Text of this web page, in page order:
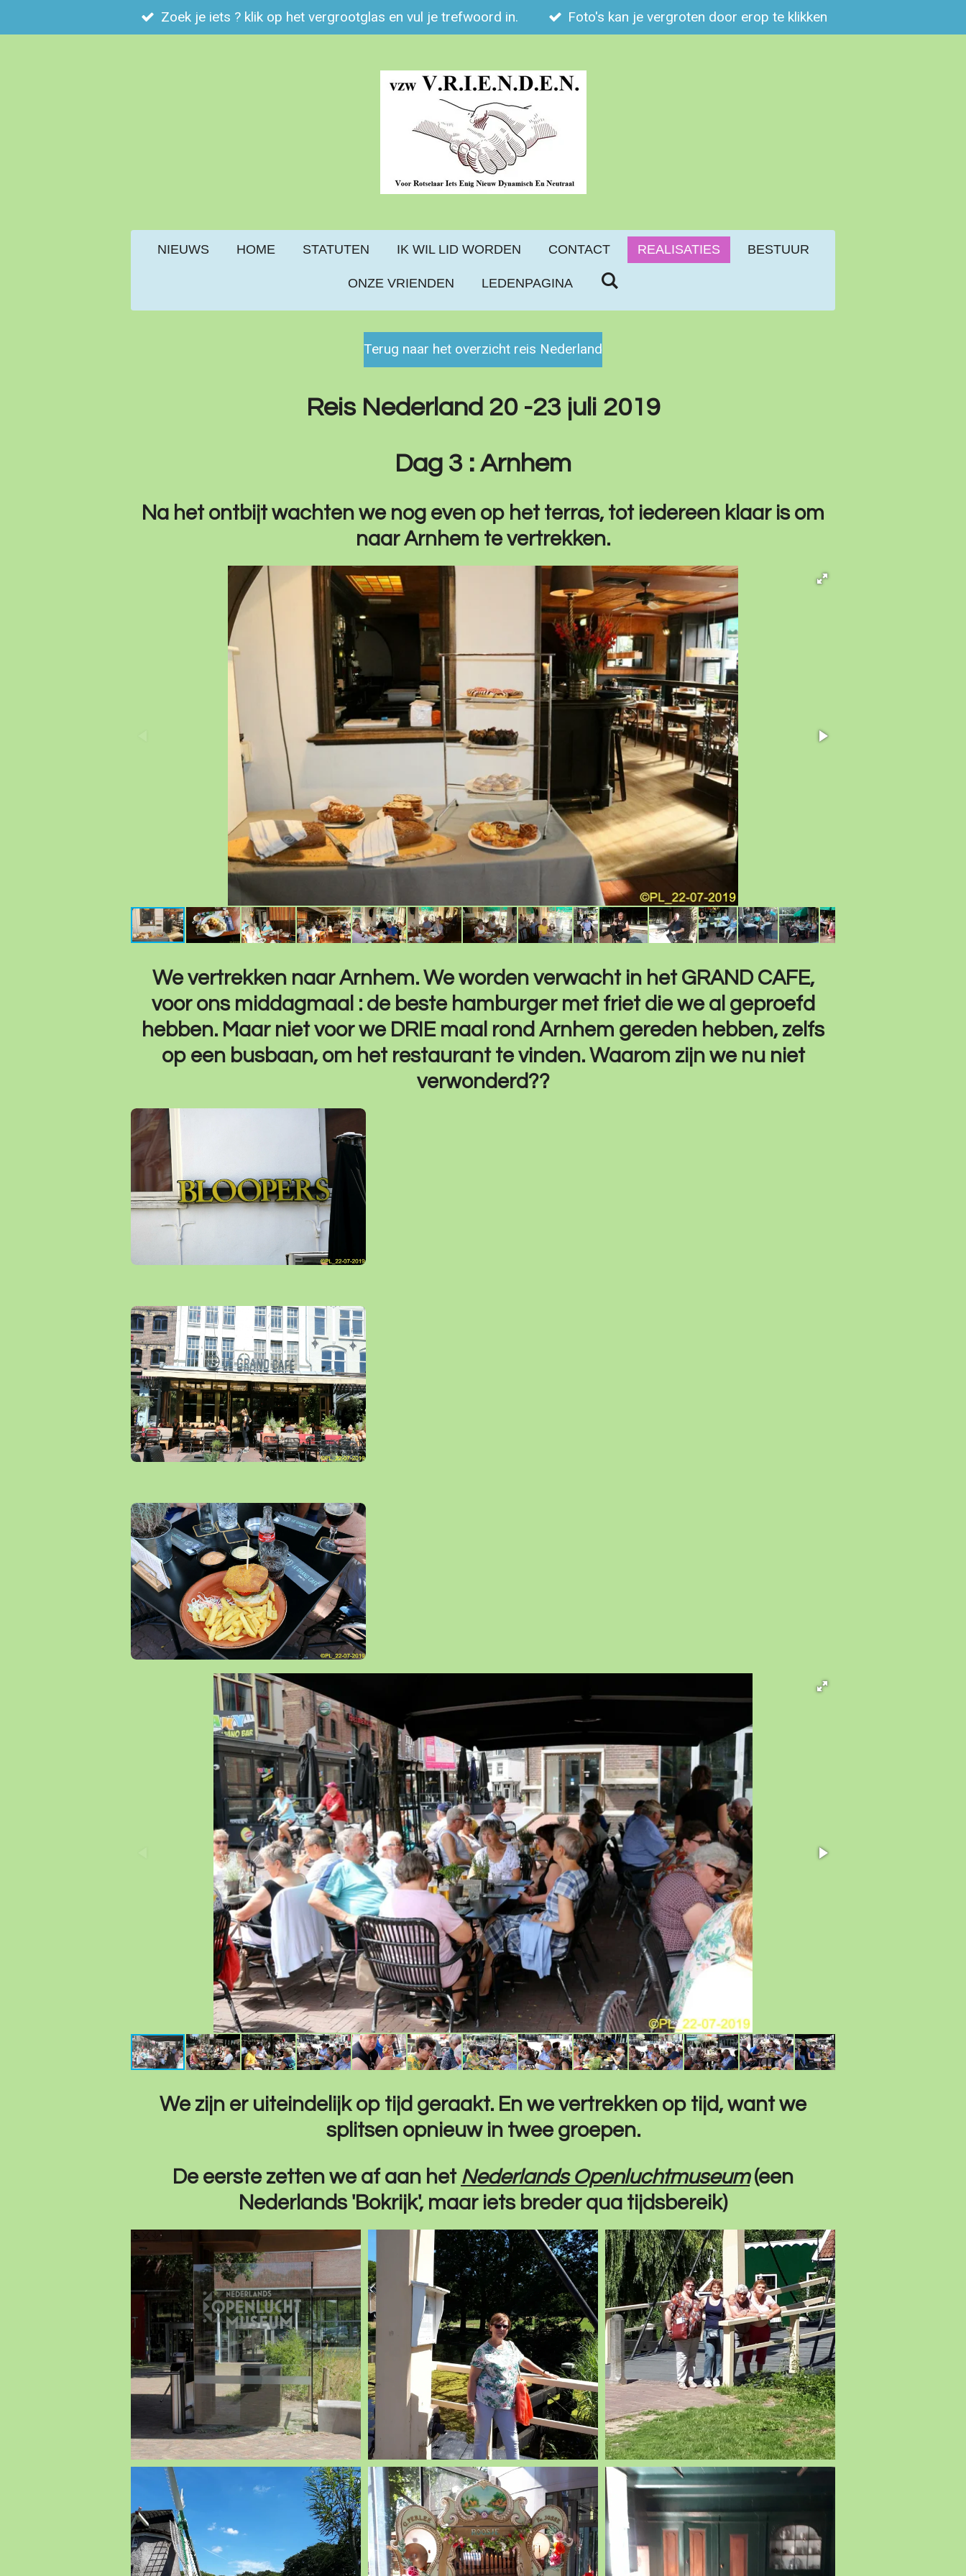
direct
Zoek je iets ? klik op het vergrootglas en vul je trefwoord in. Foto's kan je vergroten door erop te klikken
NIEUWS HOME STATUTEN IK WIL LID WORDEN CONTACT REALISATIES BESTUUR
ONZE VRIENDEN LEDENPAGINA
Terug naar het overzicht reis Nederland
Reis Nederland 20 -23 juli 2019
Dag 3 : Arnhem
Na het ontbijt wachten we nog even op het terras, tot iedereen klaar is om
naar Arnhem te vertrekken.
We vertrekken naar Arnhem. We worden verwacht in het GRAND CAFE,
voor ons middagmaal : de beste hamburger met friet die we al geproefd
hebben. Maar niet voor we DRIE maal rond Arnhem gereden hebben, zelfs
op een busbaan, om het restaurant te vinden. Waarom zijn we nu niet
verwonderd??
We zijn er uiteindelijk op tijd geraakt. En we vertrekken op tijd, want we
splitsen opnieuw in twee groepen.
De eerste zetten we af aan het Nederlands Openluchtmuseum(een
Nederlands 'Bokrijk', maar iets breder qua tijdsbereik)